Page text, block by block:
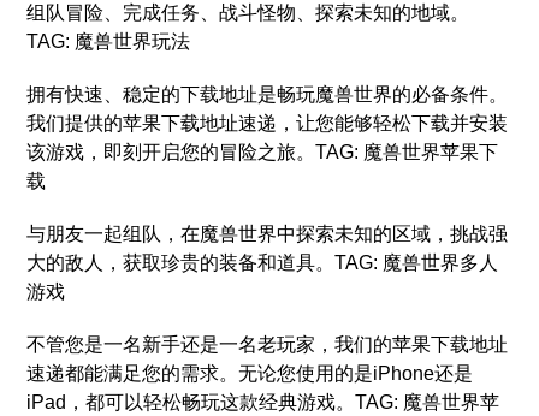
组队冒险、完成任务、战斗怪物、探索未知的地域。
TAG: 魔兽世界玩法
拥有快速、稳定的下载地址是畅玩魔兽世界的必备条件。
我们提供的苹果下载地址速递，让您能够轻松下载并安装
该游戏，即刻开启您的冒险之旅。TAG: 魔兽世界苹果下
载
与朋友一起组队，在魔兽世界中探索未知的区域，挑战强
大的敌人，获取珍贵的装备和道具。TAG: 魔兽世界多人
游戏
不管您是一名新手还是一名老玩家，我们的苹果下载地址
速递都能满足您的需求。无论您使用的是iPhone还是
iPad，都可以轻松畅玩这款经典游戏。TAG: 魔兽世界苹